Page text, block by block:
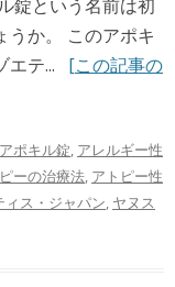
錠という名前は初
うか。 このアポキ
エテ... [この記事の
アポキル錠, アレルギー性
ーの治療法, アトピー性
ィス・ジャパン, ヤヌス